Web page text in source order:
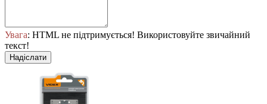
Увага: HTML не підтримується! Використовуйте звичайний
текст!
Надіслати